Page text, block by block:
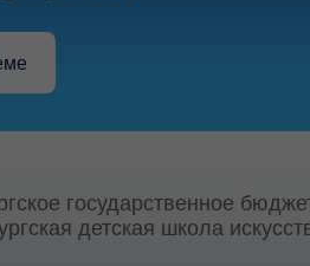
государственное
детская школа